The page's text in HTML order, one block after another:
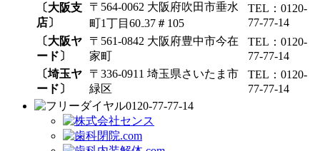
〔大阪支
店〕
〒564-0062 大阪府吹田市垂水
町1丁目60₋37＃105
TEL：0120-
77-77-14
〔大阪ヤ
ード〕
〒561-0842 大阪府豊中市今在
家町
TEL：0120-
77-77-14
〔埼玉ヤ
ード〕
〒336-0911 埼玉県さいたま市
緑区
TEL：0120-
77-77-14
0120-77-77-14